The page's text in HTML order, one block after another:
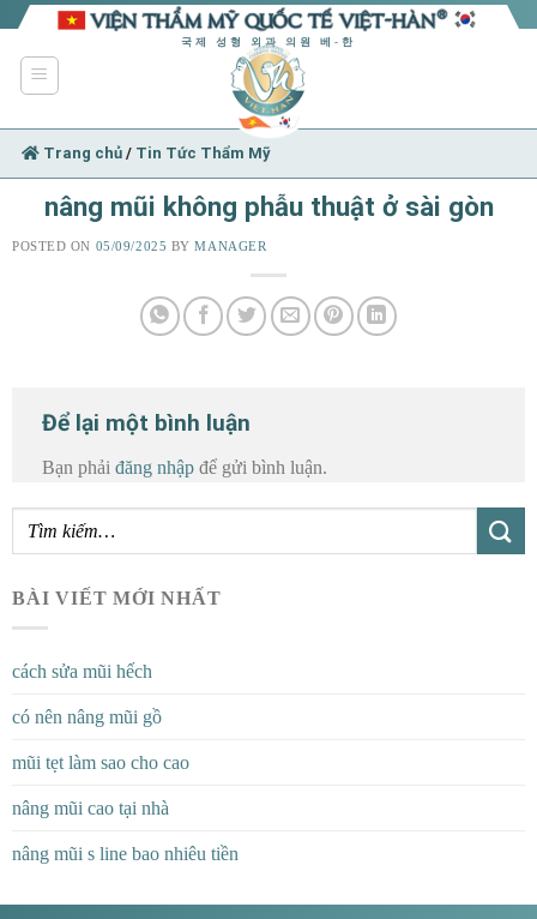
Skip
content
국제 성형 외과 의원 베-한
Trang chủ/ Tin Tức Thẩm Mỹ
nâng mũi không phẫu thuật ở sài gòn
POSTED ON 05/09/2025 BYMANAGER
Để lại một bình luận
Bạn phải đăng nhập để gửi bình luận.
BÀI VIẾT MỚI NHẤT
cách sửa mũi hếch
có nên nâng mũi gồ
mũi tẹt làm sao cho cao
nâng mũi cao tại nhà
nâng mũi s line bao nhiêu tiền